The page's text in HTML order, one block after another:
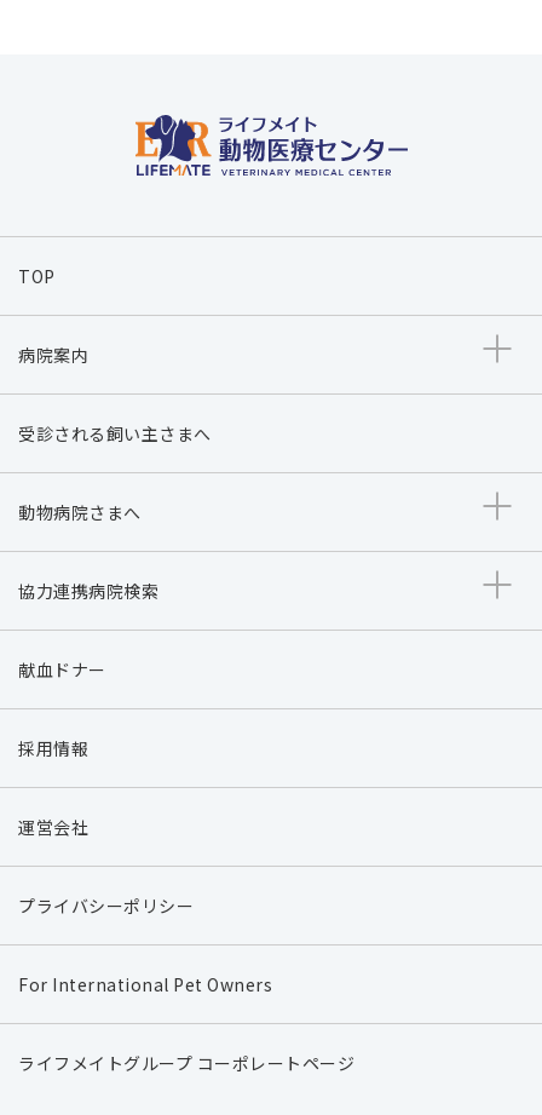
TOP
病院案内
受診される飼い主さまへ
動物病院さまへ
協力連携病院検索
献血ドナー
採用情報
運営会社
プライバシーポリシー
For International Pet Owners
ライフメイトグループ コーポレートページ